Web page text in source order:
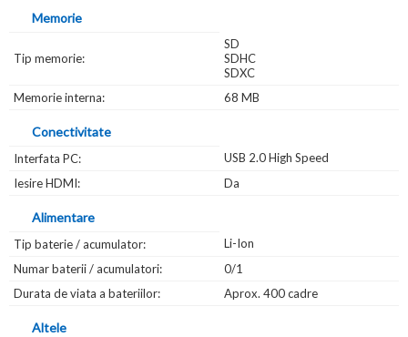
Memorie
Tip memorie:
SD
SDHC
SDXC
Memorie interna:
68 MB
Conectivitate
Interfata PC:
USB 2.0 High Speed
Iesire HDMI:
Da
Alimentare
Tip baterie / acumulator:
Li-Ion
Numar baterii / acumulatori:
0/1
Durata de viata a bateriilor:
Aprox. 400 cadre
Altele